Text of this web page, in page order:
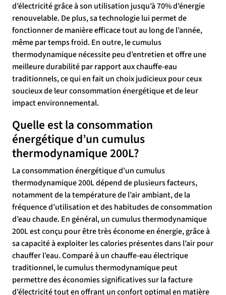
d’électricité grâce à son utilisation jusqu’à 70% d’énergie
renouvelable. De plus, sa technologie lui permet de
fonctionner de manière efficace tout au long de l’année,
même par temps froid. En outre, le cumulus
thermodynamique nécessite peu d’entretien et offre une
meilleure durabilité par rapport aux chauffe-eau
traditionnels, ce qui en fait un choix judicieux pour ceux
soucieux de leur consommation énergétique et de leur
impact environnemental.
Quelle est la consommation
énergétique d’un cumulus
thermodynamique 200L?
La consommation énergétique d’un cumulus
thermodynamique 200L dépend de plusieurs facteurs,
notamment de la température de l’air ambiant, de la
fréquence d’utilisation et des habitudes de consommation
d’eau chaude. En général, un cumulus thermodynamique
200L est conçu pour être très économe en énergie, grâce à
sa capacité à exploiter les calories présentes dans l’air pour
chauffer l’eau. Comparé à un chauffe-eau électrique
traditionnel, le cumulus thermodynamique peut
permettre des économies significatives sur la facture
d’électricité tout en offrant un confort optimal en matière